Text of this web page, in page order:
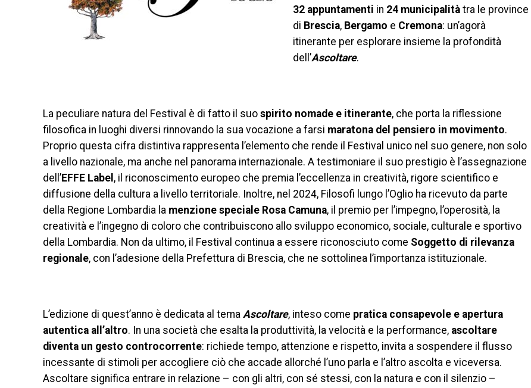
32 appuntamenti in 24 municipalità tra le province
di Brescia, Bergamo e Cremona: un’agorà
itinerante per esplorare insieme la profondità
dell’Ascoltare.
La peculiare natura del Festival è di fatto il suo spirito nomade e itinerante, che porta la riflessione
filosofica in luoghi diversi rinnovando la sua vocazione a farsi maratona del pensiero in movimento.
Proprio questa cifra distintiva rappresenta l’elemento che rende il Festival unico nel suo genere, non solo
a livello nazionale, ma anche nel panorama internazionale. A testimoniare il suo prestigio è l’assegnazione
dell’EFFE Label , il riconoscimento europeo che premia l’eccellenza in creatività, rigore scientifico e
diffusione della cultura a livello territoriale. Inoltre, nel 2024, Filosofi lungo l’Oglio ha ricevuto da parte
della Regione Lombardia la menzione speciale Rosa Camuna, il premio per l’impegno, l’operosità, la
creatività e l’ingegno di coloro che contribuiscono allo sviluppo economico, sociale, culturale e sportivo
della Lombardia. Non da ultimo, il Festival continua a essere riconosciuto come Soggetto di rilevanza
regionale, con l’adesione della Prefettura di Brescia, che ne sottolinea l’importanza istituzionale.
L’edizione di quest’anno è dedicata al tema Ascoltare, inteso come pratica consapevole e apertura
autentica all’altro. In una società che esalta la produttività, la velocità e la performance, ascoltare
diventa un gesto controcorrente: richiede tempo, attenzione e rispetto, invita a sospendere il flusso
incessante di stimoli per accogliere ciò che accade allorché l’uno parla e l’altro ascolta e viceversa.
Ascoltare significa entrare in relazione – con gli altri, con sé stessi, con la natura e con il silenzio –